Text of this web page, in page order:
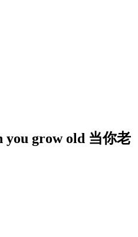
you grow old 当你老